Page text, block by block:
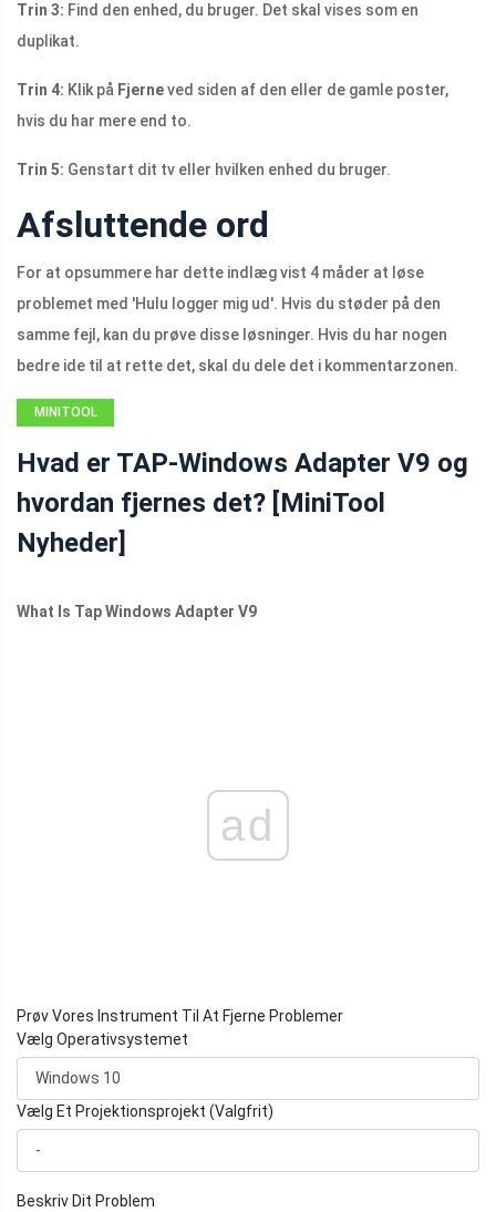
Trin 3: Find den enhed, du bruger. Det skal vises som en
duplikat.
Trin 4: Klik på Fjerneved siden af ​​den eller de gamle poster,
hvis du har mere end to.
Trin 5: Genstart dit tv eller hvilken enhed du bruger.
Afsluttende ord
For at opsummere har dette indlæg vist 4 måder at løse
problemet med 'Hulu logger mig ud'. Hvis du støder på den
samme fejl, kan du prøve disse løsninger. Hvis du har nogen
bedre ide til at rette det, skal du dele det i kommentarzonen.
MINITOOL
Hvad er TAP-Windows Adapter V9 og
hvordan fjernes det? [MiniTool
Nyheder]
What Is Tap Windows Adapter V9
ad
Prøv Vores Instrument Til At Fjerne Problemer
Vælg Operativsystemet
Vælg Et Projektionsprojekt (Valgfrit)
Beskriv Dit Problem